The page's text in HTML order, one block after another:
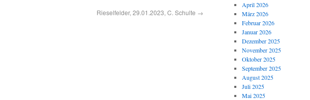
Rieselfelder, 29.01.2023, C. Schulte →
April 2026
März 2026
Februar 2026
Januar 2026
Dezember 2025
November 2025
Oktober 2025
September 2025
August 2025
Juli 2025
Mai 2025